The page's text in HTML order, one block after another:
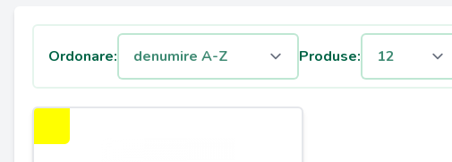
Ordonare: Produse: